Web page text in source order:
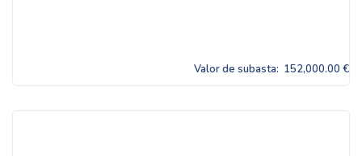
Valor de subasta: 152,000.00 €